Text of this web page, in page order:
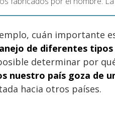
cuán importante
de diferentes
determinar por
nuestro país goza de
hacia otros países.